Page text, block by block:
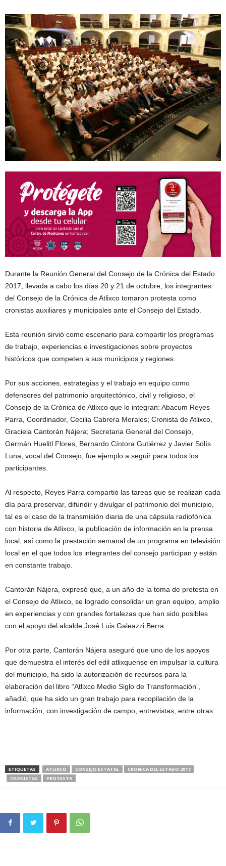
Durante la Reunión General del Consejo de la Crónica del Estado
2017, llevada a cabo los días 20 y 21 de octubre, los integrantes
del Consejo de la Crónica de Atlixco tomaron protesta como
cronistas auxiliares y municipales ante el Consejo del Estado.
Esta reunión sirvió como escenario para compartir los programas
de trabajo, experiencias e investigaciones sobre proyectos
históricos que competen a sus municipios y regiones.
Por sus acciones, estrategias y el trabajo en equipo como
defensores del patrimonio arquitectónico, civil y religioso, el
Consejo de la Crónica de Atlixco que lo integran: Abacum Reyes
Parra, Coordinador, Cecilia Cabrera Morales; Cronista de Atlixco,
Graciela Cantorán Nájera; Secretaria General del Consejo,
Germán Huelitl Flores, Bernardo Cíntora Gutiérrez y Javier Solís
Luna; vocal del Consejo, fue ejemplo a seguir para todos los
participantes.
Al respecto, Reyes Parra compartió las tareas que se realizan cada
día para preservar, difundir y divulgar el patrimonio del municipio,
tal es el caso de la transmisión diaria de una cápsula radiofónica
con historia de Atlixco, la publicación de información en la prensa
local, así como la prestación semanal de un programa en televisión
local en el que todos los integrantes del consejo participan y están
en constante trabajo.
Cantorán Nájera, expresó que, a un año de la toma de protesta en
el Consejo de Atlixco, se logrado consolidar un gran equipo, amplio
en experiencias y con grandes fortalezas que han sido posibles
con el apoyo del alcalde José Luis Galeazzi Berra.
Por otra parte, Cantorán Nájera aseguró que uno de los apoyos
que demuestra el interés del edil atlixquense en impulsar la cultura
del municipio, ha sido la autorización de recursos para la
elaboración del libro “Atlixco Medio Siglo de Transformación”,
añadió, que ha sido un gran trabajo para recopilación de la
información, con investigación de campo, entrevistas, entre otras.
ETIQUETAS ATLIXCO CONSEJO ESTATAL
CRÓNICA DEL ESTADO 2017
CRONISTAS
PROTESTA